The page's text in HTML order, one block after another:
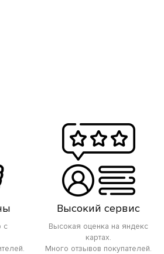
с
Высокий сервис
Высокая оценка на яндекс
картах.
Много отзывов покупателей.